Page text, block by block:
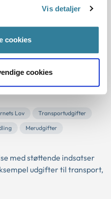
Vis detaljer
cookies
cookies
-
-
støtte -
Lov
Transportudgifter
Merudgifter
med støttende indsatser
udgifter til transport,